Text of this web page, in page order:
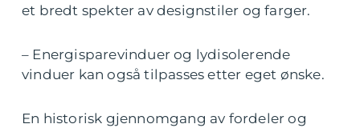
et bredt spekter av designstiler og farger.
– Energisparevinduer og lydisolerende
vinduer kan også tilpasses etter eget ønske.
En historisk gjennomgang av fordeler og